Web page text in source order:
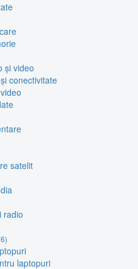
și video
conectivitate
satelit
radio
laptopuri